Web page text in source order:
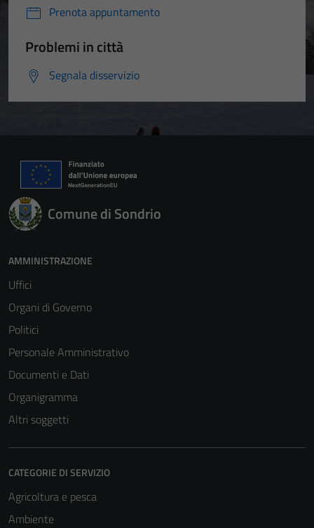
Prenota appuntamento
Problemi in città
Segnala disservizio
Comune di Sondrio
AMMINISTRAZIONE
Uffici
Organi di Governo
Politici
Personale Amministrativo
Documenti e Dati
Organigramma
Altri soggetti
CATEGORIE DI SERVIZIO
Agricoltura e pesca
Ambiente